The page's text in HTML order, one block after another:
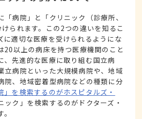
「病院」と「クリニック（診療所、
られます。この2つの違いを知るこ
に適切な医療を受けられるようにな
20以上の病床を持つ医療機関のこと
、先進的な医療に取り組む国立病
立病院といった大規模病院や、地域
院、地域密着型病院などの種類に分
」を検索するのがホスピタルズ・
ック」を検索するのがドクターズ・